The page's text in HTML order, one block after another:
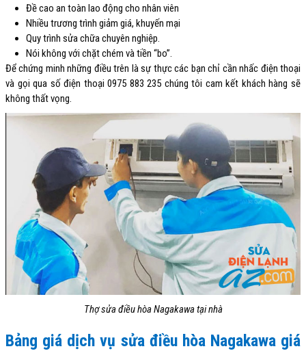
Đề cao an toàn lao động cho nhân viên
Nhiều trương trình giảm giá, khuyến mại
Quy trình sửa chữa chuyên nghiệp.
Nói không với chặt chém và tiền “bo”.
Để chứng minh những điều trên là sự thực các bạn chỉ cần nhấc điện thoại
và gọi qua số điện thoại 0975 883 235 chúng tôi cam kết khách hàng sẽ
không thất vọng.
Thợ sửa điều hòa Nagakawa tại nhà
Bảng giá dịch vụ sửa điều hòa Nagakawa giá